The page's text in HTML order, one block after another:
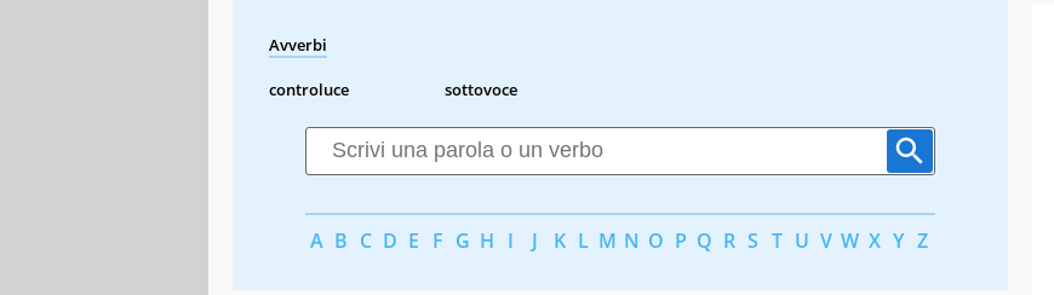
Avverbi
controluce sottovoce
A B C D E F G H I J K L M N O P Q R S T U V W X Y Z